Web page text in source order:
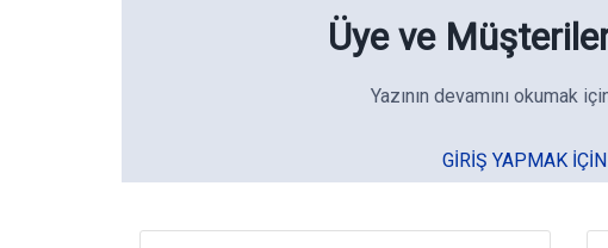
Üye ve
Yazının devamını okumak
GIRIŞ YAPMAK